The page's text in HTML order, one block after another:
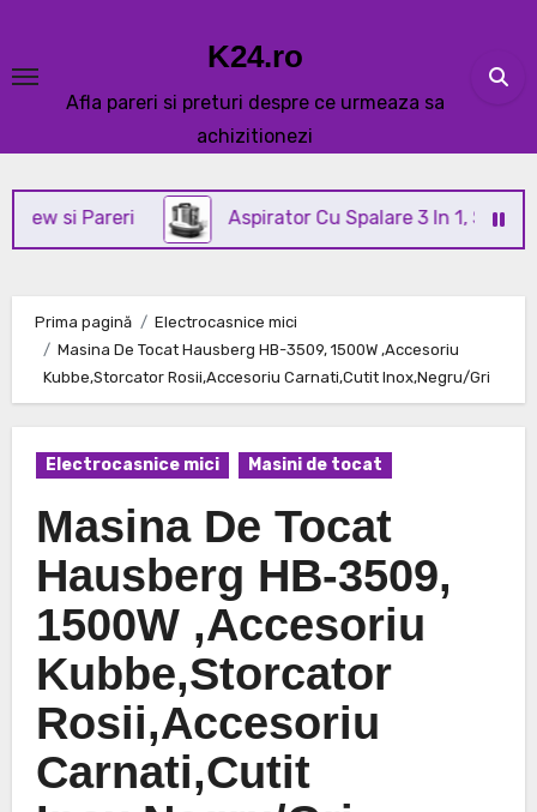
content
K24.ro
Afla pareri si preturi despre ce urmeaza sa
achizitionezi
Pareri Aspirator Cu Spalare 3 In 1, SeveShop®
Prima pagină
Electrocasnice mici
Masina De Tocat Hausberg HB-3509, 1500W ,Accesoriu
Kubbe,Storcator Rosii,Accesoriu Carnati,Cutit Inox,Negru/Gri
Electrocasnice mici Masini de tocat
Masina De Tocat
Hausberg HB-3509,
1500W ,Accesoriu
Kubbe,Storcator
Rosii,Accesoriu
Carnati,Cutit